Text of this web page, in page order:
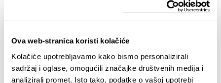
Ova web-stranica koristi kolačiće
Kolačiće upotrebljavamo kako bismo personalizirali
sadržaj i oglase, omogućili značajke društvenih medija i
analizirali promet. Isto tako, podatke o vašoj upotrebi
Kupite danas